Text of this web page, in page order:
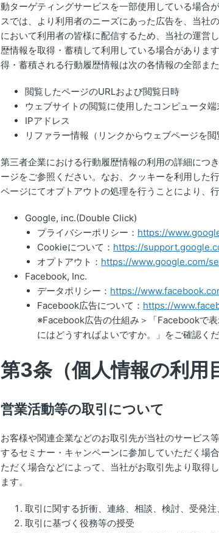
動ターゲティングサービスを一部使用している場合
スでは、より利用者のニーズにあった広告を、当社
において利用者の皆様に配信するため、当社の運営
歴情報を取得・蓄積して利用している場合がありま
得・蓄積される行動履歴情報は次の各情報の全部また
閲覧したページのURLおよび閲覧日時
ウェブサイトの閲覧に使用したコンピュータ
IPアドレス
リファラー情報（リンクからウェブページを
第三者企業における行動履歴情報の利用の詳細につ
ージをご参照ください。なお、クッキーを利用した
ページにてオプトアウトの処理を行うことにより、
Google, inc.(Double Click)
プライバシーポリシー： https://
Cookieについて： https://
オプトアウト： https://www.google.com/
Facebook, Inc.
データポリシー： https://
Facebook広告について： https://
※Facebook広告の仕組み＞「Facebookで
にはどうすればよいですか。」をご確認く
第3条（個人情報の利用
営業活動等の取引について
お客様や関連企業などのお取引先が当社のサービス
するセミナー・キャンペーンに参加していただく場
ただく場合などによって、当社がお取引先より取得
ます。
取引に関する折衝、連絡、相談、検討、受発
取引に基づく役務等の授受